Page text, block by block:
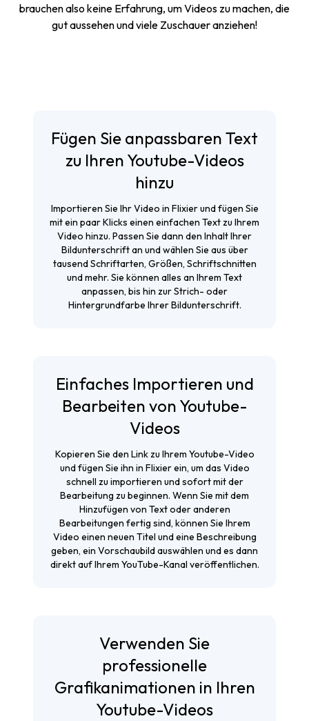
brauchen also keine Erfahrung, um Videos zu machen, die
gut aussehen und viele Zuschauer anziehen!
Fügen Sie anpassbaren Text
zu Ihren Youtube-Videos
hinzu
Importieren Sie Ihr Video in Flixier und fügen Sie
mit ein paar Klicks einen einfachen Text zu Ihrem
Video hinzu. Passen Sie dann den Inhalt Ihrer
Bildunterschrift an und wählen Sie aus über
tausend Schriftarten, Größen, Schriftschnitten
und mehr. Sie können alles an Ihrem Text
anpassen, bis hin zur Strich- oder
Hintergrundfarbe Ihrer Bildunterschrift.
Einfaches Importieren und
Bearbeiten von Youtube-
Videos
Kopieren Sie den Link zu Ihrem Youtube-Video
und fügen Sie ihn in Flixier ein, um das Video
schnell zu importieren und sofort mit der
Bearbeitung zu beginnen. Wenn Sie mit dem
Hinzufügen von Text oder anderen
Bearbeitungen fertig sind, können Sie Ihrem
Video einen neuen Titel und eine Beschreibung
geben, ein Vorschaubild auswählen und es dann
direkt auf Ihrem YouTube-Kanal veröffentlichen.
Verwenden Sie
professionelle
Grafikanimationen in Ihren
Youtube-Videos